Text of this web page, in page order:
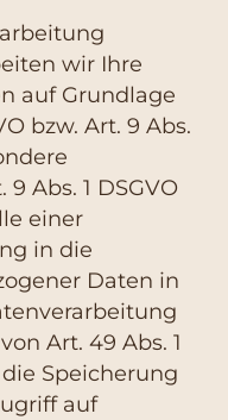
wir Ihre
auf Grundlage
bzw. Art. 9 Abs.
Abs. 1 DSGVO
einer
in die
Daten in
Art. 49 Abs. 1
die Speicherung
auf